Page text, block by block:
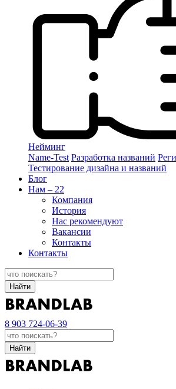
Нейминг
Name-Test Разработка названий
Тестирование дизайна и названий
Блог
Нам – 22
Компания
История
Нас рекомендуют
Вакансии
Контакты
Контакты
Найти
8 903 724-06-39
Найти